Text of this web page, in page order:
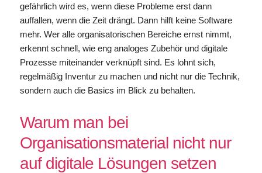
gefährlich wird es, wenn diese Probleme erst dann
auffallen, wenn die Zeit drängt. Dann hilft keine Software
mehr. Wer alle organisatorischen Bereiche ernst nimmt,
erkennt schnell, wie eng analoges Zubehör und digitale
Prozesse miteinander verknüpft sind. Es lohnt sich,
regelmäßig Inventur zu machen und nicht nur die Technik,
sondern auch die Basics im Blick zu behalten.
Warum man bei
Organisationsmaterial nicht nur
auf digitale Lösungen setzen